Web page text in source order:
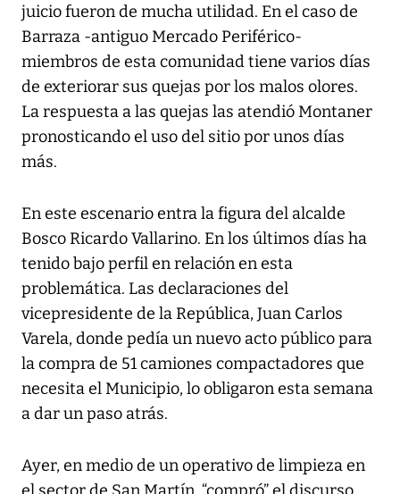
juicio fueron de mucha utilidad. En el caso de
Barraza -antiguo Mercado Periférico-
miembros de esta comunidad tiene varios días
de exteriorar sus quejas por los malos olores.
La respuesta a las quejas las atendió Montaner
pronosticando el uso del sitio por unos días
más.
En este escenario entra la figura del alcalde
Bosco Ricardo Vallarino. En los últimos días ha
tenido bajo perfil en relación en esta
problemática. Las declaraciones del
vicepresidente de la República, Juan Carlos
Varela, donde pedía un nuevo acto público para
la compra de 51 camiones compactadores que
necesita el Municipio, lo obligaron esta semana
a dar un paso atrás.
Ayer, en medio de un operativo de limpieza en